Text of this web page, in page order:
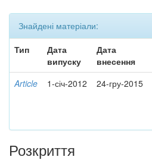
Знайдені матеріали:
Тип
Дата
випуску
Дата
внесення
Article 1-січ-2012 24-гру-2015
Розкриття